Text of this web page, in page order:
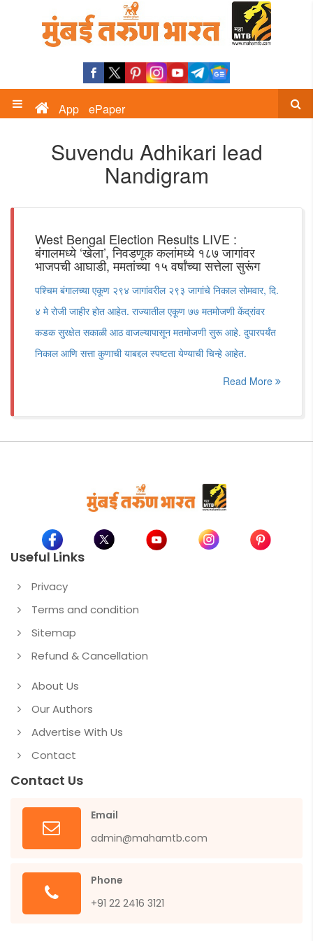
App ePaper
Suvendu Adhikari lead
Nandigram
West Bengal Election Results LIVE :
बंगालमध्ये ‘खेला’, निवडणूक कलांमध्ये १८७ जागांवर
भाजपची आघाडी, ममतांच्या १५ वर्षांच्या सत्तेला सुरूंग
पश्चिम बंगालच्या एकूण २९४ जागांवरील २९३ जागांचे निकाल सोमवार, दि.
४ मे रोजी जाहीर होत आहेत. राज्यातील एकूण ७७ मतमोजणी केंद्रांवर
कडक सुरक्षेत सकाळी आठ वाजल्यापासून मतमोजणी सुरू आहे. दुपारपर्यंत
निकाल आणि सत्ता कुणाची याबद्दल स्पष्टता येण्याची चिन्हे आहेत.
Read More
Useful Links
Privacy
Terms and condition
Sitemap
Refund & Cancellation
About Us
Our Authors
Advertise With Us
Contact
Contact Us
Email
admin@mahamtb.com
Phone
+91 22 2416 3121